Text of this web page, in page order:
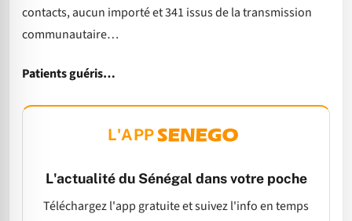
contacts, aucun importé et 341 issus de la transmission
communautaire…
Patients guéris…
L'APP
L'actualité du Sénégal dans votre poche
Téléchargez l'app gratuite et suivez l'info en temps